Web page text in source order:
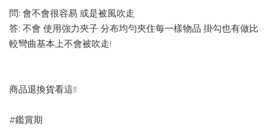
問: 會不會很容易 或是被風吹走
答: 不會 使用強力夾子 分布均勻夾住每一樣物品 掛勾也有做比
較彎曲基本上不會被吹走!
商品退換貨看這!!
#鑑賞期